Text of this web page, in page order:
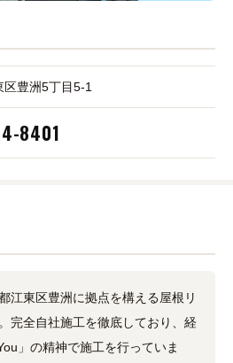
区豊洲5丁目5-1
8401
江東区豊洲に拠点を構える屋根リ
完全自社施工を徹底しており、経
」の精神で施工を行っていま